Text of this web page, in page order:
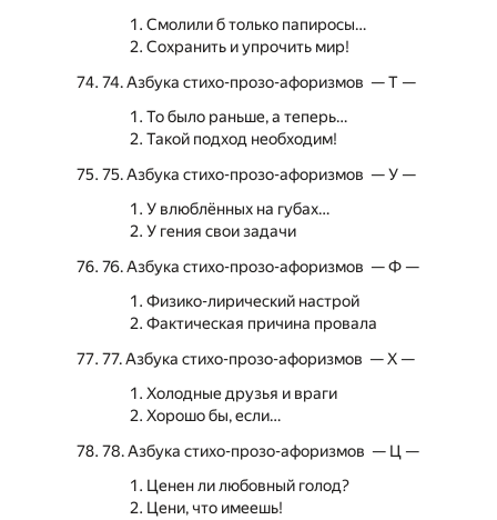
Смолили б только папиросы…
Сохранить и упрочить мир!
74. Азбука стихо-прозо-афоризмов — Т —
То было раньше, а теперь…
Такой подход необходим!
75. Азбука стихо-прозо-афоризмов — У —
У влюблённых на губах…
У гения свои задачи
76. Азбука стихо-прозо-афоризмов — Ф —
Физико-лирический настрой
Фактическая причина провала
77. Азбука стихо-прозо-афоризмов — Х —
Холодные друзья и враги
Хорошо бы, если…
78. Азбука стихо-прозо-афоризмов — Ц —
Ценен ли любовный голод?
Цени, что имеешь!